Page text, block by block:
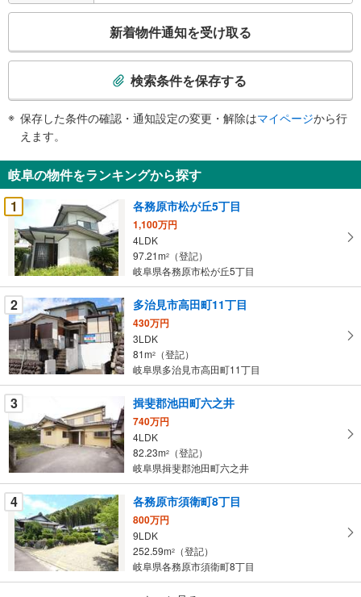
検
知
を
受
け
取
る
・
条
件
を
マ
イ
ペ
ー
ジ
に
保
存
す
る
新着物件通知を受け取る
検索条件を保存する
保存した条件の確認・通知設定の変更・解除はマイページから行
えます。
岐阜の物件をランキングから探す
1
各務原市松が丘5丁目
1,100万円
4LDK
97.21m2
（登記）
岐阜県各務原市松が丘5丁目
2 多治見市高田町11丁目
430万円
3LDK
81m2
（登記）
岐阜県多治見市高田町11丁目
3 揖斐郡池田町六之井
740万円
4LDK
82.23m2
（登記）
岐阜県揖斐郡池田町六之井
4 各務原市須衛町8丁目
800万円
9LDK
252.59m2
（登記）
岐阜県各務原市須衛町8丁目